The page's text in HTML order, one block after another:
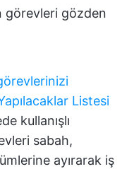
görevleri gözden
Listesi
kullanışlı
sabah,
ayırarak iş